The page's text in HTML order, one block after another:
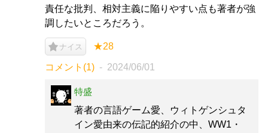
責任な批判、相対主義に陥りやすい点も著者が強
調したいところだろう。
ナイス ★28
コメント(1) 2024/06/01
特盛
著者の言語ゲーム愛、ウィトゲンシュタ
イン愛由来の伝記的紹介の中、WW1・